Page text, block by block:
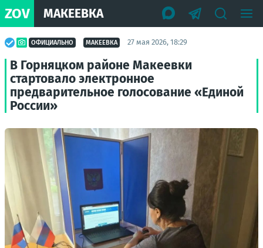
ZOV МАКЕЕВКА
ОФИЦИАЛЬНО МАКЕЕВКА 27 мая 2026, 18:29
В Горняцком районе Макеевки
стартовало электронное
предварительное голосование «Единой
России»